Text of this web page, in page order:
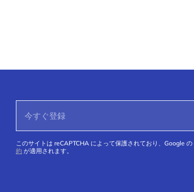
このサイトは reCAPTCHA によって保護されており、Google の
約 が適用されます。